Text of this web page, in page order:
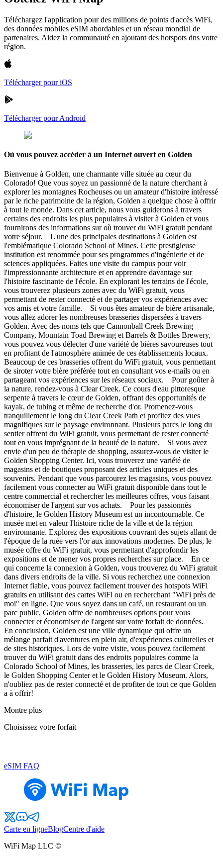
Téléchargez l'application pour des millions de points d'accès WiFi,
des données mobiles eSIM abordables et un réseau mondial de
partenaires. Aidez la communauté en ajoutant des hotspots dns votre
région.
Télécharger pour iOS
Télécharger pour Android
Où vous pouvez accéder à un Internet ouvert en Golden
Bienvenue à Golden, une charmante ville située au cœur du
Colorado! Que vous soyez un passionné de la nature cherchant à
explorer les montagnes Rocheuses ou un amateur d'histoire intéressé
par le riche patrimoine de la région, Golden a quelque chose à offrir
à tout le monde. Dans cet article, nous vous guiderons à travers
certains des endroits les plus populaires à visiter à Golden et vous
fournirons des informations sur où trouver du WiFi gratuit pendant
votre séjour. L'une des principales destinations à Golden est
l'emblématique Colorado School of Mines. Cette prestigieuse
institution est renommée pour ses programmes d'ingénierie et de
sciences appliquées. Faites une visite du campus pour voir
l'impressionnante architecture et en apprendre davantage sur
l'histoire fascinante de l'école. En explorant les terrains de l'école,
vous trouverez plusieurs zones avec du WiFi gratuit, vous
permettant de rester connecté et de partager vos expériences avec
vos amis et votre famille. Si vous êtes amateur de bière artisanale,
vous allez adorer les nombreuses brasseries dispersées à travers
Golden. Avec des noms tels que Cannonball Creek Brewing
Company, Mountain Toad Brewing et Barrels & Bottles Brewery,
vous pouvez vous délecter d'une variété de bières savoureuses tout
en profitant de l'atmosphère animée de ces établissements locaux.
Beaucoup de ces brasseries offrent du WiFi gratuit, vous permettant
de siroter votre bière préférée tout en consultant vos e-mails ou en
partageant vos expériences sur les réseaux sociaux. Pour goûter à
la nature, rendez-vous à Clear Creek. Ce cours d'eau pittoresque
serpente à travers le cœur de Golden, offrant des opportunités de
kayak, de tubing et même de recherche d'or. Promenez-vous
tranquillement le long du Clear Creek Path et profitez des vues
magnifiques sur le paysage environnant. Plusieurs parcs le long du
sentier offrent du WiFi gratuit, vous permettant de rester connecté
tout en vous imprégnant de la beauté de la nature. Si vous avez
envie d'un peu de thérapie de shopping, assurez-vous de visiter le
Golden Shopping Center. Ici, vous trouverez une variété de
magasins et de boutiques proposant des articles uniques et des
souvenirs. Pendant que vous parcourez les magasins, vous pouvez
facilement vous connecter au WiFi gratuit disponible dans tout le
centre commercial et rechercher les meilleures offres, vous faisant
économiser de l'argent sur vos achats. Pour les passionnés
d'histoire, le Golden History Museum est un incontournable. Ce
musée met en valeur l'histoire riche de la ville et de la région
environnante. Explorez des expositions couvrant des sujets allant de
l'époque de la ruée vers l'or aux innovations modernes. De plus, le
musée offre du WiFi gratuit, vous permettant d'approfondir les
expositions et de mener vos propres recherches sur place. En ce
qui concerne la connexion à Golden, vous trouverez du WiFi gratuit
dans divers endroits de la ville. Si vous recherchez une connexion
Internet fiable, vous pouvez facilement trouver des hotspots WiFi
gratuits en utilisant des cartes WiFi ou en recherchant "WiFi près de
moi" en ligne. Que vous soyez dans un café, un restaurant ou un
parc public, Golden offre de nombreuses options pour vous
connecter et économiser de l'argent sur votre forfait de données.
En conclusion, Golden est une ville dynamique qui offre un
mélange parfait d'aventures en plein air, d'expériences culturelles et
de sites historiques. Lors de votre visite, vous pouvez facilement
trouver du WiFi gratuit dans des endroits populaires comme la
Colorado School of Mines, les brasseries, les parcs de Clear Creek,
le Golden Shopping Center et le Golden History Museum. Alors,
n'oubliez pas de rester connecté et de profiter de tout ce que Golden
a à offrir!
Montre plus
Choisissez votre forfait
eSIM FAQ
Carte en ligneBlogCentre d'aide
WiFi Map LLC ©